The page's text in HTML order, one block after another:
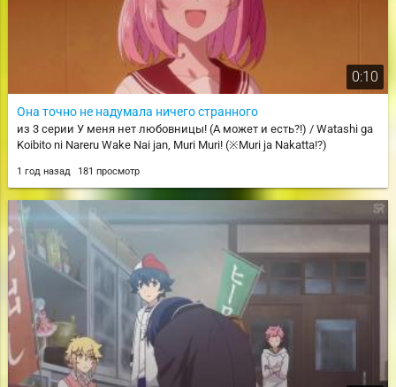
0:10
Она точно не надумала ничего странного
из 3 серии У меня нет любовницы! (А может и есть?!) / Watashi ga
Koibito ni Nareru Wake Nai jan, Muri Muri! (※Muri ja Nakatta!?)
1 год назад 181 просмотр